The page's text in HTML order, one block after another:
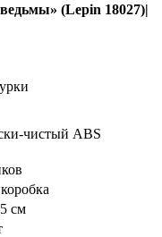
(Lepin 18027)|
чистый ABS
см